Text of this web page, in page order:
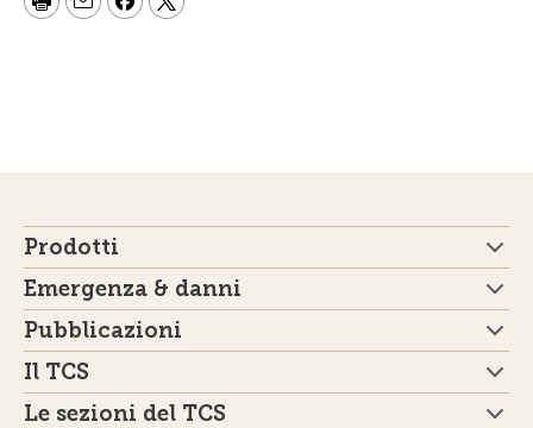
Prodotti
Emergenza & danni
Pubblicazioni
Il TCS
Le sezioni del TCS